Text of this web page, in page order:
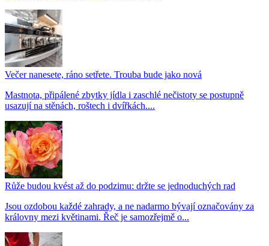
Večer nanesete, ráno setřete. Trouba bude jako nová
Mastnota, připálené zbytky jídla i zaschlé nečistoty se postupně
usazují na stěnách, roštech i dvířkách....
Růže budou kvést až do podzimu: držte se jednoduchých rad
Jsou ozdobou každé zahrady, a ne nadarmo bývají označovány za
královny mezi květinami. Řeč je samozřejmě o...